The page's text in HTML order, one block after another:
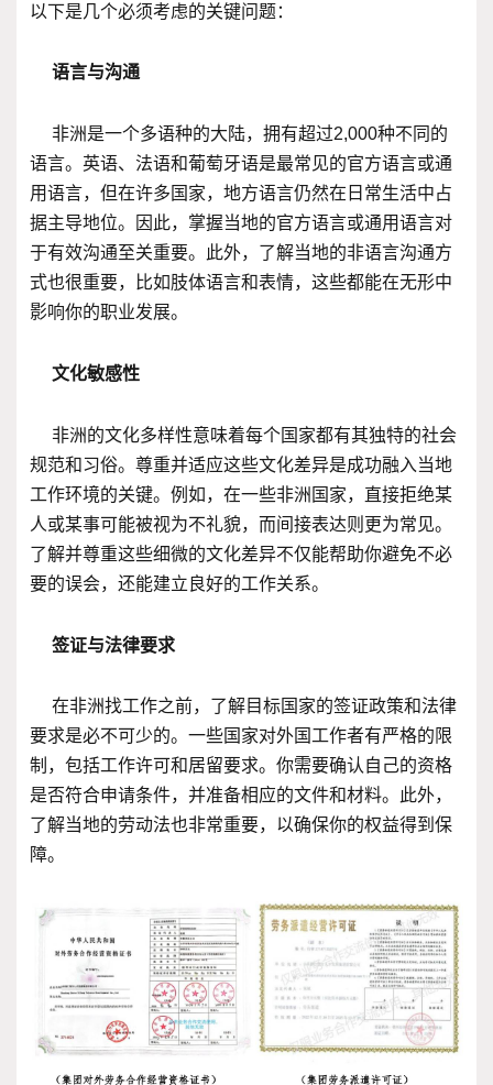
以下是几个必须考虑的关键问题：
语言与沟通
非洲是一个多语种的大陆，拥有超过2,000种不同的
语言。英语、法语和葡萄牙语是最常见的官方语言或通
用语言，但在许多国家，地方语言仍然在日常生活中占
据主导地位。因此，掌握当地的官方语言或通用语言对
于有效沟通至关重要。此外，了解当地的非语言沟通方
式也很重要，比如肢体语言和表情，这些都能在无形中
影响你的职业发展。
文化敏感性
非洲的文化多样性意味着每个国家都有其独特的社会
规范和习俗。尊重并适应这些文化差异是成功融入当地
工作环境的关键。例如，在一些非洲国家，直接拒绝某
人或某事可能被视为不礼貌，而间接表达则更为常见。
了解并尊重这些细微的文化差异不仅能帮助你避免不必
要的误会，还能建立良好的工作关系。
签证与法律要求
在非洲找工作之前，了解目标国家的签证政策和法律
要求是必不可少的。一些国家对外国工作者有严格的限
制，包括工作许可和居留要求。你需要确认自己的资格
是否符合申请条件，并准备相应的文件和材料。此外，
了解当地的劳动法也非常重要，以确保你的权益得到保
障。